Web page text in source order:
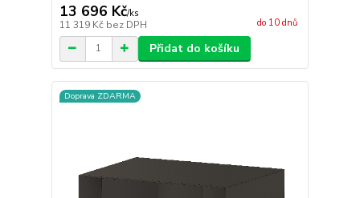
13 696 Kč/ks
11 319 Kč bez DPH do 10 dnů
Přidat do košíku
Doprava ZDARMA